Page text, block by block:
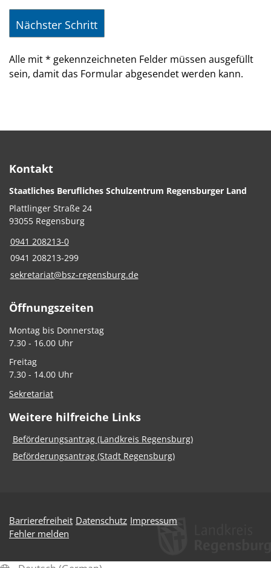
Alle mit* gekennzeichneten Felder müssen ausgefüllt
sein, damit das Formular abgesendet werden kann.
Kontakt
Staatliches Berufliches Schulzentrum Regensburger Land
Plattlinger Straße 24
93055 Regensburg
0941 208213-0
0941 208213-299
sekretariat@bsz-regensburg.de
Öffnungszeiten
Montag bis Donnerstag
7.30 - 16.00 Uhr
Freitag
7.30 - 14.00 Uhr
Sekretariat
Weitere hilfreiche Links
Beförderungsantrag (Landkreis Regensburg)
Beförderungsantrag (Stadt Regensburg)
Barrierefreiheit Datenschutz Impressum
Fehler melden